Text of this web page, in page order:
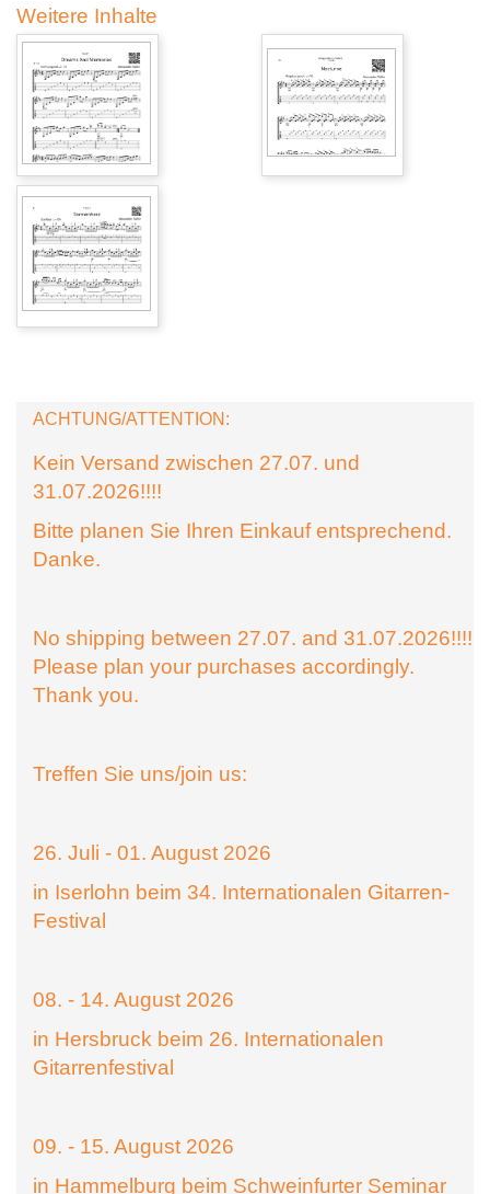
Weitere Inhalte
ACHTUNG/ATTENTION:
Kein Versand zwischen 27.07. und
31.07.2026!!!!
Bitte planen Sie Ihren Einkauf entsprechend.
Danke.
No shipping between 27.07. and 31.07.2026!!!!
Please plan your purchases accordingly.
Thank you.
Treffen Sie uns/join us:
26. Juli - 01. August 2026
in Iserlohn beim 34. Internationalen Gitarren-
Festival
08. - 14. August 2026
in Hersbruck beim 26. Internationalen
Gitarrenfestival
09. - 15. August 2026
in Hammelburg beim Schweinfurter Seminar